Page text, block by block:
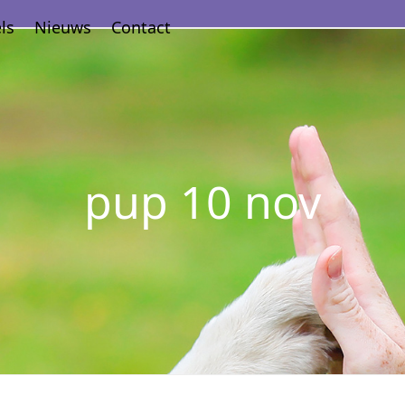
Nieuws Contact
pup 10 nov